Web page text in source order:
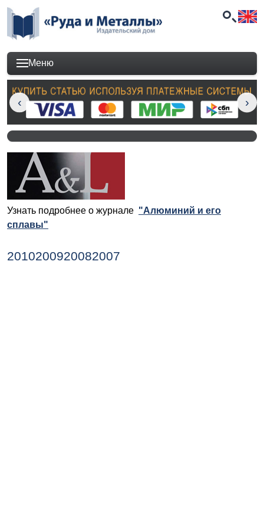
Меню
Узнать подробнее о журнале "Алюминий и его
сплавы"
2010200920082007